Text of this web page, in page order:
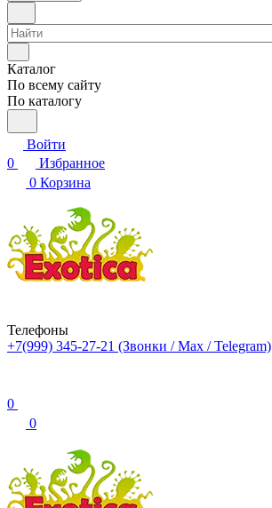
Каталог
По всему сайту
По каталогу
Войти
0
Избранное
0 Корзина
Телефоны
+7(999) 345-27-21 (Звонки / Max / Telegram)
0
0